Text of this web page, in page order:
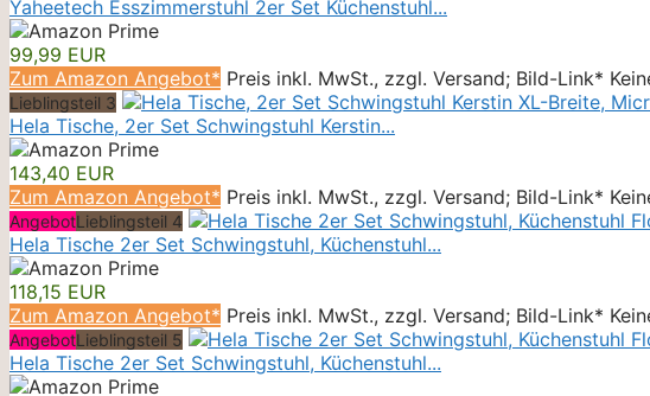
Yaheetech Esszimmerstuhl 2er Set Küchenstuhl...
99,99 EUR
Zum Amazon Angebot* Preis inkl. MwSt., zzgl. Versand; Bild-Link*
Lieblingsteil 3
Hela Tische, 2er Set Schwingstuhl Kerstin...
143,40 EUR
Zum Amazon Angebot* Preis inkl. MwSt., zzgl. Versand; Bild-Link*
AngebotLieblingsteil 4
Hela Tische 2er Set Schwingstuhl, Küchenstuhl...
118,15 EUR
Zum Amazon Angebot* Preis inkl. MwSt., zzgl. Versand; Bild-Link*
AngebotLieblingsteil 5
Hela Tische 2er Set Schwingstuhl, Küchenstuhl...